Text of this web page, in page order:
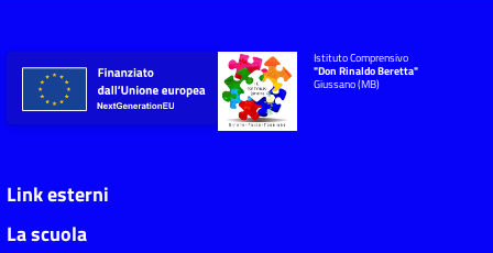
Istituto Comprensivo
"Don Rinaldo Beretta"
Giussano (MB)
Link esterni
La scuola